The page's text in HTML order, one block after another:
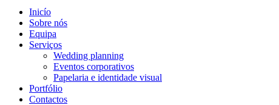
Inicío
Sobre nós
Equipa
Serviços
Wedding planning
Eventos corporativos
Papelaria e identidade visual
Portfólio
Contactos